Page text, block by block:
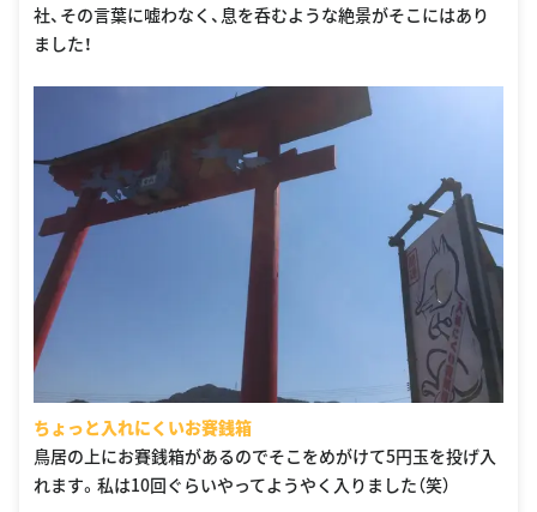
社、その言葉に嘘わなく、息を呑むような絶景がそこにはあり
ました！
ちょっと入れにくいお賽銭箱
鳥居の上にお賽銭箱があるのでそこをめがけて5円玉を投げ入
れます。私は10回ぐらいやってようやく入りました（笑）